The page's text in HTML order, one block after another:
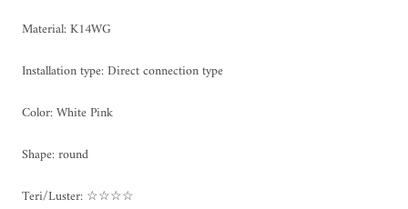
Material: K14WG
Installation type: Direct connection type
Color: White Pink
Shape: round
Teri/Luster: ☆☆☆☆